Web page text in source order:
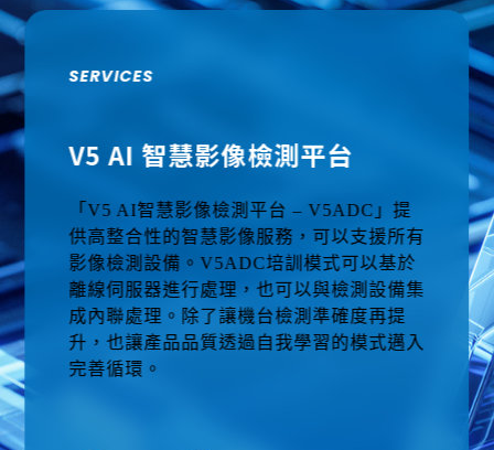
SERVICES
V5 AI 智慧影像檢測平台
「V5 AI智慧影像檢測平台– V5ADC 」提
供高整合性的智慧影像服務，可以支援所有
影像檢測設備。V5ADC培訓模式可以基於
離線伺服器進行處理，也可以與檢測設備集
成內聯處理。除了讓機台檢測準確度再提
升，也讓產品品質透過自我學習的模式邁入
完善循環。